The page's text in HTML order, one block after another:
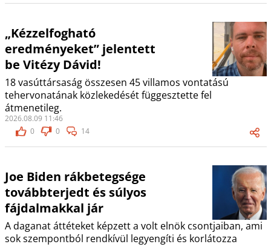
„Kézzelfogható
eredményeket” jelentett
be Vitézy Dávid!
18 vasúttársaság összesen 45 villamos vontatású
tehervonatának közlekedését függesztette fel
átmenetileg.
2026.08.09 11:46
0
0 14
Joe Biden rákbetegsége
továbbterjedt és súlyos
fájdalmakkal jár
A daganat áttéteket képzett a volt elnök csontjaiban, ami
sok szempontból rendkívül legyengíti és korlátozza